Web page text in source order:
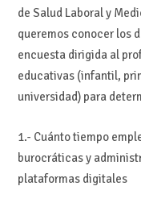
de Salud Laboral y
queremos conocer los
encuesta dirigida al
educativas (infantil,
universidad) para
1.- Cuánto tiempo
burocráticas y
plataformas digitales